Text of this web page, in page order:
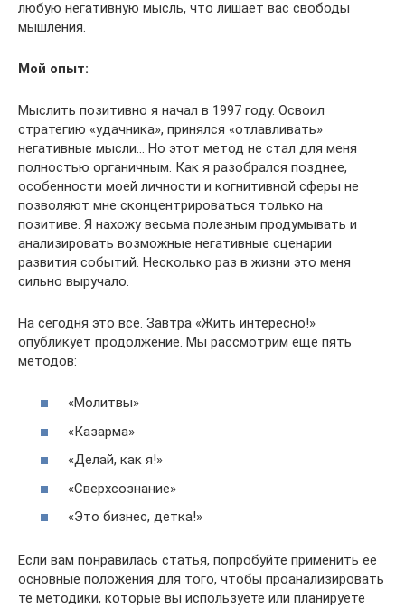
любую негативную мысль, что лишает вас свободы
мышления.
Мой опыт:
Мыслить позитивно я начал в 1997 году. Освоил
стратегию «удачника», принялся «отлавливать»
негативные мысли… Но этот метод не стал для меня
полностью органичным. Как я разобрался позднее,
особенности моей личности и когнитивной сферы не
позволяют мне сконцентрироваться только на
позитиве. Я нахожу весьма полезным продумывать и
анализировать возможные негативные сценарии
развития событий. Несколько раз в жизни это меня
сильно выручало.
На сегодня это все. Завтра «Жить интересно!»
опубликует продолжение. Мы рассмотрим еще пять
методов:
«Молитвы»
«Казарма»
«Делай, как я!»
«Сверхсознание»
«Это бизнес, детка!»
Если вам понравилась статья, попробуйте применить ее
основные положения для того, чтобы проанализировать
те методики, которые вы используете или планируете